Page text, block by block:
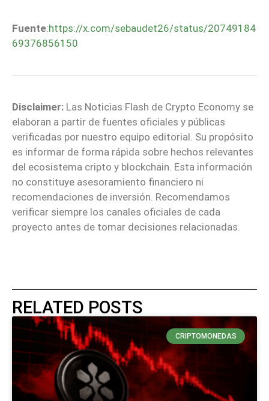
Fuente:https://x.com/sebaudet26/status/20749184
69376856150
Disclaimer: Las Noticias Flash de Crypto Economy se
elaboran a partir de fuentes oficiales y públicas
verificadas por nuestro equipo editorial. Su propósito
es informar de forma rápida sobre hechos relevantes
del ecosistema cripto y blockchain. Esta información
no constituye asesoramiento financiero ni
recomendaciones de inversión. Recomendamos
verificar siempre los canales oficiales de cada
proyecto antes de tomar decisiones relacionadas.
RELATED POSTS
CRIPTOMONEDAS